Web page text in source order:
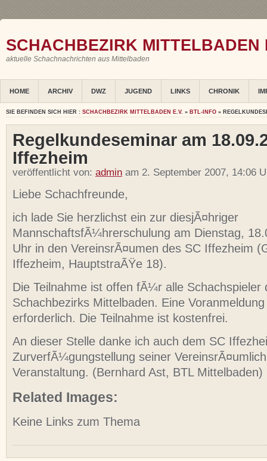
SCHACHBEZIRK MITTELBADEN
aktuelle Schachnachrichten aus Mittelbaden
HOME ARCHIV DWZ JUGEND LINKS CHRONIK
SIE BEFINDEN SICH HIER : SCHACHBEZIRK MITTELBADEN E.V. » BTL-INFO »
Regelkundeseminar am
Iffezheim
veröffentlicht von: admin am 2. September 2007, 14:06
Liebe Schachfreunde,
ich lade Sie herzlichst ein zur diesjÃ¤hriger
MannschaftsfÃ¼hrerschulung am Dienstag,
Uhr in den VereinsrÃ¤umen des SC Iffezheim
Iffezheim, HauptstraÃŸe 18).
Die Teilnahme ist offen fÃ¼r alle Schachspieler
Schachbezirks Mittelbaden. Eine
erforderlich. Die Teilnahme ist kostenfrei.
An dieser Stelle danke ich auch dem SC
ZurverfÃ¼gungstellung seiner
Veranstaltung. (Bernhard Ast, BTL Mittelbaden)
Related Images:
Keine Links zum Thema